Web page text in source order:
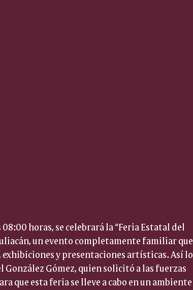
horas, se celebrará la “Feria Estatal del
un evento completamente familiar que
y presentaciones artísticas. Así lo
Gómez, quien solicitó a las fuerzas
que esta feria se lleve a cabo en un ambiente